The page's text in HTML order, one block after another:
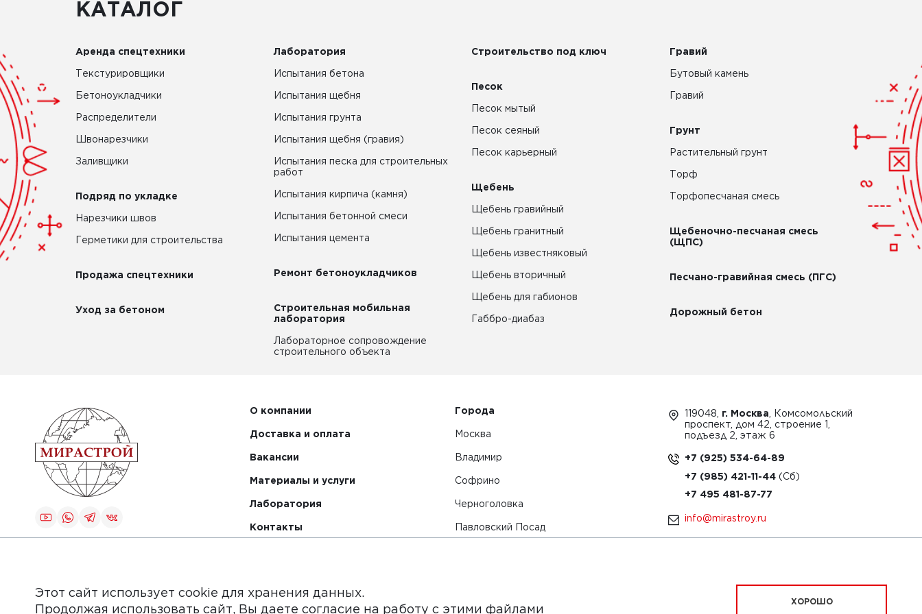
КАТАЛОГ
Аренда спецтехники
Текстурировщики
Бетоноукладчики
Распределители
Швонарезчики
Заливщики
Подряд по укладке
Нарезчики швов
Герметики для строительства
Продажа спецтехники
Уход за бетоном
Лаборатория
Испытания бетона
Испытания щебня
Испытания грунта
Испытания щебня (гравия)
Испытания песка для строительных
работ
Испытания кирпича (камня)
Испытания бетонной смеси
Испытания цемента
Ремонт бетоноукладчиков
Строительная мобильная
лаборатория
Лабораторное сопровождение
строительного объекта
Строительство под ключ
Песок
Песок мытый
Песок сеяный
Песок карьерный
Щебень
Щебень гравийный
Щебень гранитный
Щебень известняковый
Щебень вторичный
Щебень для габионов
Габбро-диабаз
Гравий
Бутовый камень
Гравий
Грунт
Растительный грунт
Торф
Торфопесчаная смесь
Щебеночно-песчаная смесь
(ЩПС)
Песчано-гравийная смесь (ПГС)
Дорожный бетон
О компании
Доставка и оплата
Вакансии
Материалы и услуги
Лаборатория
Контакты
Города
Москва
Владимир
Софрино
Черноголовка
Павловский Посад
119048, г. Москва , Комсомольский
проспект, дом 42, строение 1,
подъезд 2, этаж 6
+7 (925) 534-64-89
+7 (985) 421-11-44
+7 495 481-87-77
info@mirastroy.ru
Этот сайт использует cookie для хранения данных.
Продолжая использовать сайт, Вы даете согласие на работу с этими файлами
ХОРОШО